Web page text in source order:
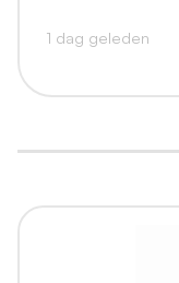
1 dag geleden